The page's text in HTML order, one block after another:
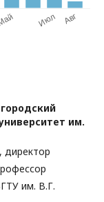
им.
директор
им. В.Г.